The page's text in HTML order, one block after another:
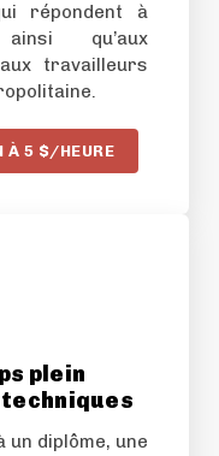
répondent à
qu’aux
travailleurs
À 5 $/HEURE
plein
un diplôme, une